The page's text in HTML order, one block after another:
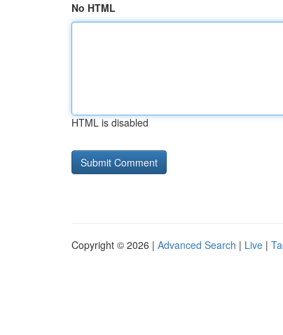
No HTML
HTML is disabled
Copyright © 2026 | Advanced Search | Live |